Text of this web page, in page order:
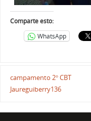
Comparte esto:
WhatsApp
campamento 2° CBT
Jaureguiberry136